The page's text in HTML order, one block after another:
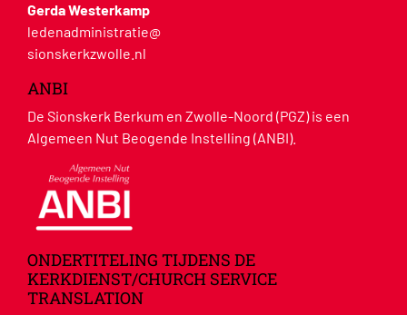
Gerda Westerkamp
ledenadministratie@
sionskerkzwolle.nl
ANBI
De Sionskerk Berkum en Zwolle-Noord (PGZ) is een
Algemeen Nut Beogende Instelling (ANBI).
ONDERTITELING TIJDENS DE
KERKDIENST/CHURCH SERVICE
TRANSLATION